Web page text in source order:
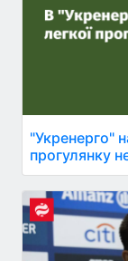
"Укренерго"
прогулянку